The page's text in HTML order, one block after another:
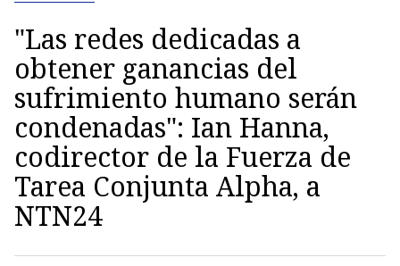
"Las redes dedicadas a
obtener ganancias del
sufrimiento humano serán
condenadas": Ian Hanna,
codirector de la Fuerza de
Tarea Conjunta Alpha, a
NTN24